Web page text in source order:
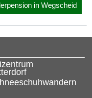
in Wegscheid